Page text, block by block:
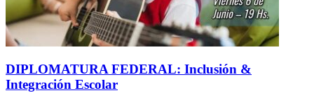
DIPLOMATURA FEDERAL: Inclusión &
Integración Escolar